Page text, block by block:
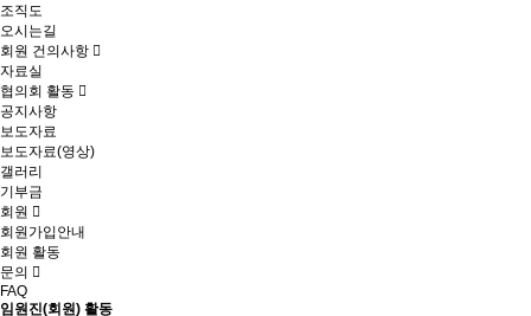
조직도
오시는길
회원 건의사항
자료실
협의회 활동
공지사항
보도자료
보도자료(영상)
갤러리
기부금
회원
회원가입안내
회원 활동
문의
FAQ
임원진(회원) 활동